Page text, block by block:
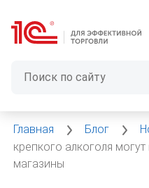
Главная Блог
крепкого алкоголя
магазины